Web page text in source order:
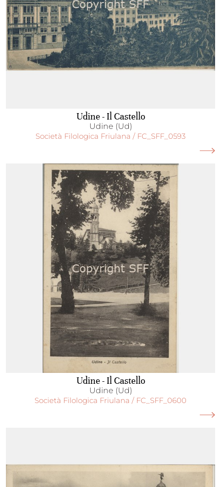
Udine - Il Castello
Udine (Ud)
Società Filologica Friulana / FC_SFF_0593
Udine - Il Castello
Udine (Ud)
Società Filologica Friulana / FC_SFF_0600